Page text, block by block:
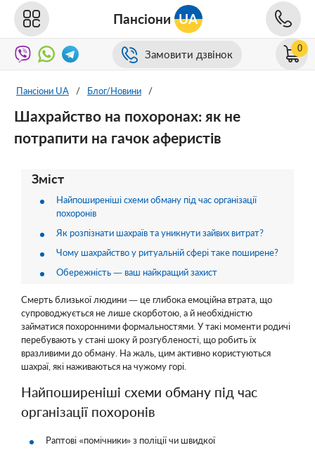
Пансіони UA
Замовити дзвінок 0
Пансіони UA / Блог/Новини /
Шахрайство на похоронах: як не
потрапити на гачок аферистів
Зміст
Найпоширеніші схеми обману під час організації
похоронів
Як розпізнати шахраїв та уникнути зайвих витрат?
Чому шахрайство у ритуальній сфері таке поширене?
Обережність — ваш найкращий захист
Смерть близької людини — це глибока емоційна втрата, що
супроводжується не лише скорботою, а й необхідністю
займатися похоронними формальностями. У такі моменти родичі
перебувають у стані шоку й розгубленості, що робить їх
вразливими до обману. На жаль, цим активно користуються
шахраї, які наживаються на чужому горі.
Найпоширеніші схеми обману під час
організації похоронів
Раптові «помічники» з поліції чи швидкої